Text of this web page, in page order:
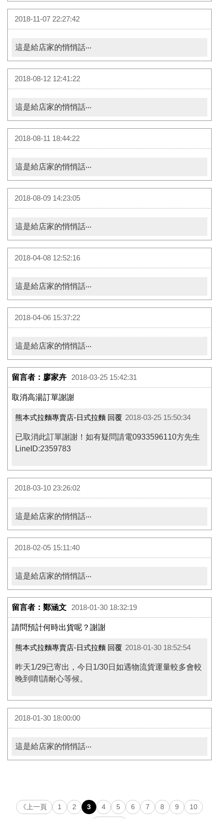
2018-11-07 22:27:42
這是給店家的悄悄話‧‧‧
2018-08-12 12:41:22
這是給店家的悄悄話‧‧‧
2018-08-11 18:44:22
這是給店家的悄悄話‧‧‧
2018-08-09 14:23:05
這是給店家的悄悄話‧‧‧
2018-04-08 12:52:16
這是給店家的悄悄話‧‧‧
2018-04-06 15:37:22
這是給店家的悄悄話‧‧‧
留言者：廖家卉 2018-03-25 15:42:31
取消高湯訂單謝謝
熊本式拉麵專賣店-日式拉麵 回覆 2018-03-25 15:50:34
已取消此訂單謝謝！如有疑問請電0933596110方先生
LineID:2359783
2018-03-10 23:26:02
這是給店家的悄悄話‧‧‧
2018-02-05 15:11:40
這是給店家的悄悄話‧‧‧
留言者：鄭涵文 2018-01-30 18:32:19
請問預計何時出貨呢？謝謝
熊本式拉麵專賣店-日式拉麵 回覆 2018-01-30 18:52:54
昨天1/29已寄出，今日1/30日如遇物流貨運量較多會較
晚到唷!請耐心等候。
2018-01-30 18:00:00
這是給店家的悄悄話‧‧‧
《上一頁 1 2 3 4 5 6 7 8 9 10